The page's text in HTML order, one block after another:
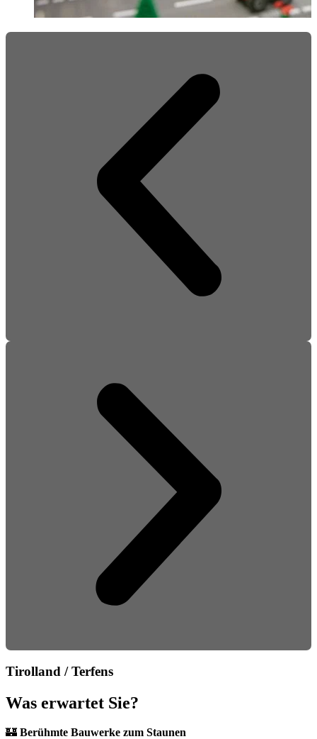
Tirolland / Terfens
Was erwartet Sie?
🏰 Berühmte Bauwerke zum Staunen